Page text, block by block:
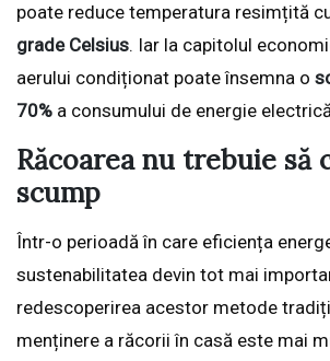
poate reduce temperatura resimțită
grade Celsius. Iar la capitolul
aerului condiționat poate însemna o
70% a consumului de energie
Răcoarea nu trebuie să
scump
Într-o perioadă în care eficiența
sustenabilitatea devin tot mai
redescoperirea acestor metode
menținere a răcorii în casă este mai